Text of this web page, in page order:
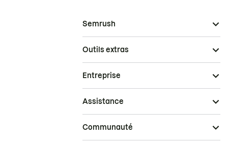
Semrush
Outils extras
Entreprise
Assistance
Communauté